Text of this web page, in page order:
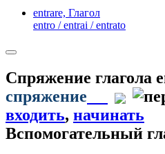
entrare, Глагол
entro / entrai / entrato
Спряжение глагола
спряжение
входить, начинать
Вспомогательный